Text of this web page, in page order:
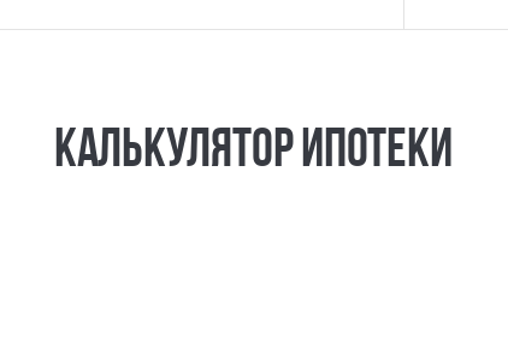
Калькулятор ипотеки